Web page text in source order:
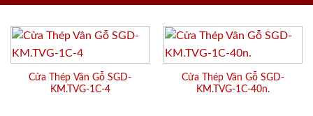
Cửa Thép Vân Gỗ SGD-
KM.TVG-1C-4
Cửa Thép Vân Gỗ SGD-
KM.TVG-1C-40n.